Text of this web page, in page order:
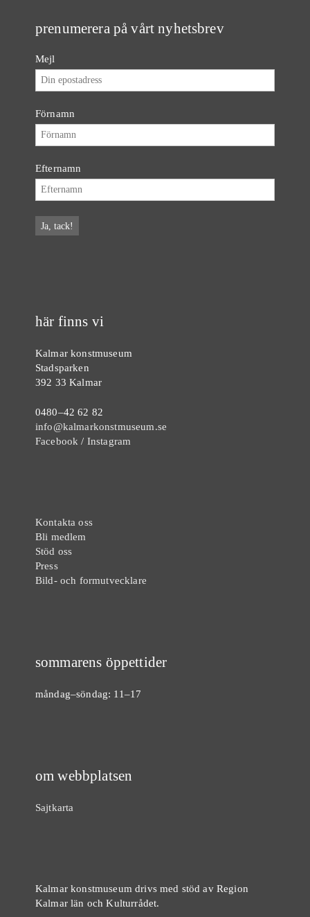
prenumerera på vårt nyhetsbrev
Mejl
Förnamn
Efternamn
här finns vi
Kalmar konstmuseum
Stadsparken
392 33 Kalmar
0480–42 62 82
info@kalmarkonstmuseum.se
Facebook / Instagram
Kontakta oss
Bli medlem
Stöd oss
Press
Bild- och formutvecklare
sommarens öppettider
måndag–söndag: 11–17
om webbplatsen
Sajtkarta
Kalmar konstmuseum drivs med stöd av Region
Kalmar län och Kulturrådet.